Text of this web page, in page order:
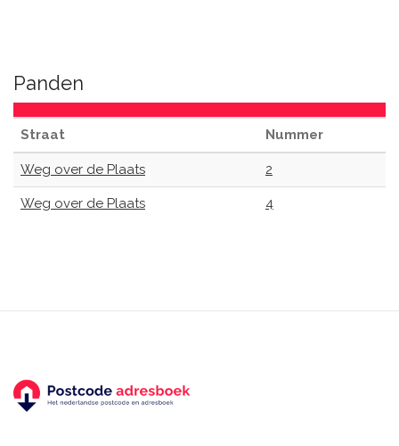
Panden
Straat Nummer
Weg over de Plaats 2
Weg over de Plaats 4